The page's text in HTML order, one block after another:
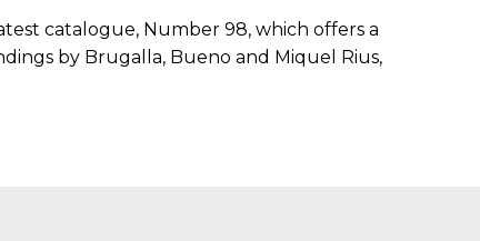
catalogue, Number 98, which offers a
by Brugalla, Bueno and Miquel Rius,